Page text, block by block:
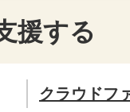
援する
クラウドフ